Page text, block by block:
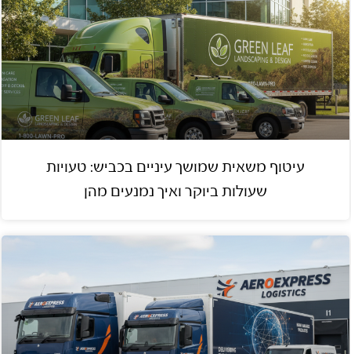
עיטוף משאית שמושך עיניים בכביש: טעויות
שעולות ביוקר ואיך נמנעים מהן